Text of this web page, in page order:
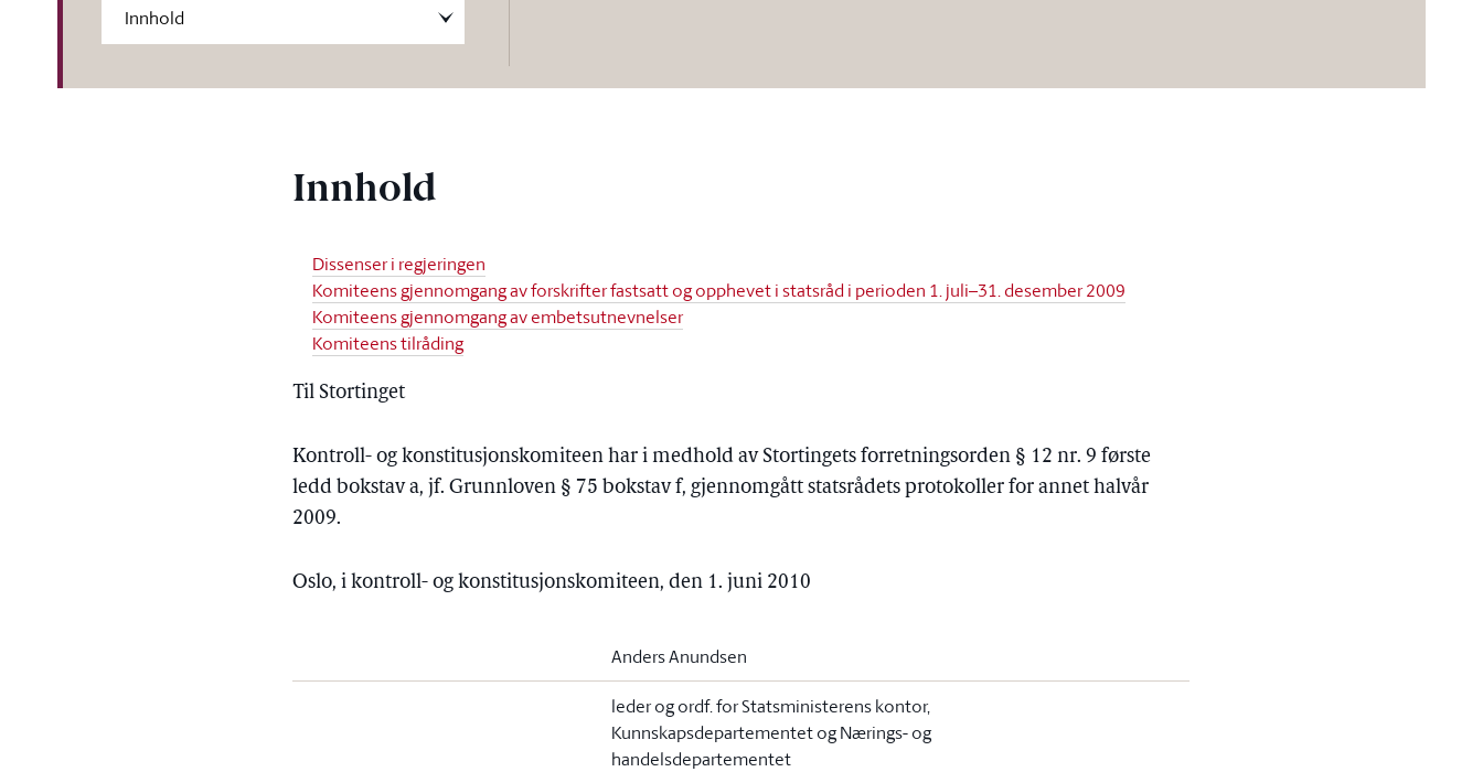
Innhold
Dissenser i regjeringen
Komiteens gjennomgang av forskrifter fastsatt og opphevet i statsråd i perioden 1. juli–31. desember 2009
Komiteens gjennomgang av embetsutnevnelser
Komiteens tilråding
Til Stortinget
Kontroll- og konstitusjonskomiteen har i medhold av Stortingets forretningsorden § 12 nr. 9 første
ledd bokstav a, jf. Grunnloven § 75 bokstav f, gjennomgått statsrådets protokoller for annet halvår
2009.
Oslo, i kontroll- og konstitusjonskomiteen, den 1. juni 2010
Anders Anundsen
leder og ordf. for Statsministerens kontor,
Kunnskapsdepartementet og Nærings- og
handelsdepartementet